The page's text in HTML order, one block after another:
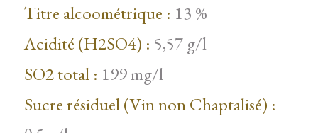
Titre alcoométrique : 13 %
Acidité (H2SO4) : 5,57 g/l
SO2 total : 199 mg/l
Sucre résiduel (Vin non Chaptalisé) :